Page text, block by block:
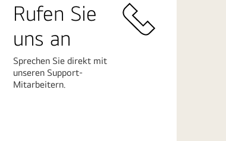
Rufen Sie
uns an
Sprechen Sie direkt mit
unseren Support-
Mitarbeitern.